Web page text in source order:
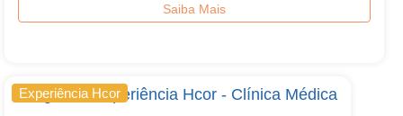
Saiba Mais
Experiência Hcor
Programa Experiência Hcor - Clínica Médica